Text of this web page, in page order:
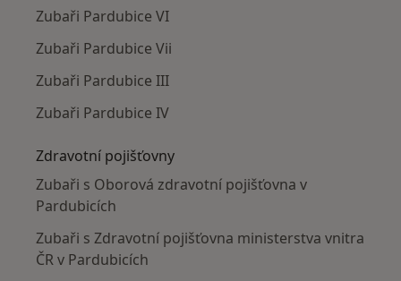
Zubaři Pardubice VI
Zubaři Pardubice Vii
Zubaři Pardubice III
Zubaři Pardubice IV
Zdravotní pojišťovny
Zubaři s Oborová zdravotní pojišťovna v
Pardubicích
Zubaři s Zdravotní pojišťovna ministerstva vnitra
ČR v Pardubicích